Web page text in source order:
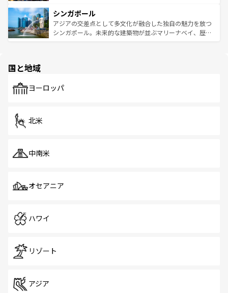
参照してほしい。
激する。気候は一年中温暖で、どの季節にも異なる楽しみ
が待っている。親しみやすいタイの人々、仏教を中心とし
た文化、そして多様な観光資源が、訪れる旅人を魅了し続
み、どこを訪れても感動するはず。観光スポットが密集し
ており、効率よく見どころを回れるのも魅力。息をのむよ
うな絶景から文化的な体験まで、香港を存分に楽しみ尽く
シンガポール
アジアの交差点として多文化が融合した独自の魅力を放つ
シンガポール。未来的な建築物が並ぶマリーナベイ、歴史
で、ホーカーズは地元の風情を楽しめる外せないスポット
国と地域
ヨーロッパ
北米
中南米
オセアニア
ハワイ
リゾート
アジア